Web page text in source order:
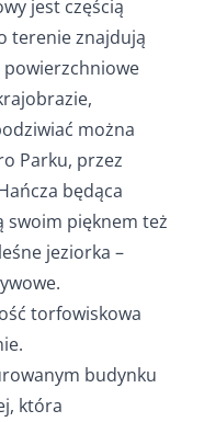
jest częścią
terenie znajdują
powierzchniowe
można
Parku, przez
będąca
swoim pięknem też
jeziorka –
torfowiskowa
budynku
która